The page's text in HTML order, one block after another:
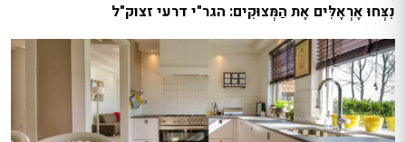
נִצְּחוּ אֶרְאֶלִּים אֶת הַמְּצוּקִים: הגר"י דרעי זצוק"ל